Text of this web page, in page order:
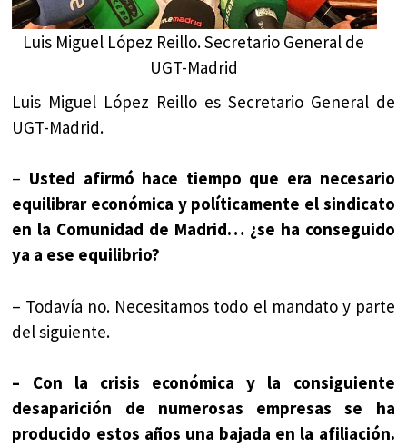
Luis Miguel López Reillo. Secretario General de
UGT-Madrid
Luis Miguel López Reillo es Secretario General de
UGT-Madrid.
– Usted afirmó hace tiempo que era necesario
equilibrar económica y políticamente el sindicato
en la Comunidad de Madrid… ¿se ha conseguido
ya a ese equilibrio?
– Todavía no. Necesitamos todo el mandato y parte
del siguiente.
– Con la crisis económica y la consiguiente
desaparición de numerosas empresas se ha
producido estos años una bajada en la afiliación.